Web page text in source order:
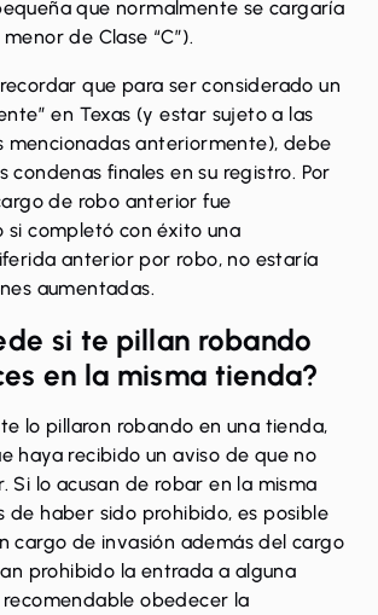
que normalmente se cargaría
de Clase “C”).
que para ser considerado un
en Texas (y estar sujeto a las
mencionadas anteriormente), debe
condenas finales en su registro. Por
de robo anterior fue
si completó con éxito una
anterior por robo, no estaría
aumentadas.
si te pillan robando
en la misma tienda?
lo pillaron robando en una tienda,
haya recibido un aviso de que no
Si lo acusan de robar en la misma
de haber sido prohibido, es posible
cargo de invasión además del cargo
prohibido la entrada a alguna
obedecer la